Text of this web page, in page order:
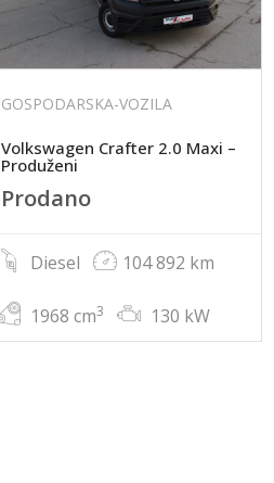
GOSPODARSKA-VOZILA
Volkswagen Crafter 2.0 Maxi –
Produženi
Prodano
Diesel 104 892 km
1968 cm3 130 kW